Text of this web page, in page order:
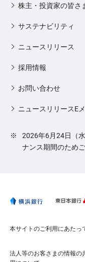
株主・投資家の皆さ
サステナビリティ
ニュースリリース
採用情報
お問い合わせ
ニュースリリースE
※
2026年6月24日（
ナンス期間のため
本サイトのご利用にあたっ
法人等のお客さまの情報の